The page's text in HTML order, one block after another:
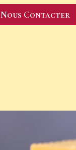
Nous Contacter